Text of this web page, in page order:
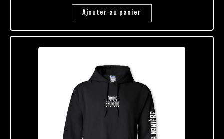
Ajouter au panier